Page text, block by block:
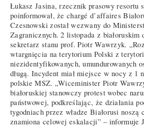
Łukasz Jasina, rzecznik prasowy resortu
poinformował, że chargé d’affaires
Czesnowski został wezwany do
Zagranicznych. 2 listopada z białoruskim
sekretarz stanu prof. Piotr Wawrzyk.
wtargnięcia na terytorium Polski z
niezidentyfikowanych, umundurowanych
długą. Incydent miał miejsce w nocy z 1
polskie MSZ. „Wiceminister Piotr
białoruskiej stanowczy protest wobec
państwowej, podkreślając, że działania
tygodniach przez władze Białorusi
znamiona celowej eskalacji” – informuje